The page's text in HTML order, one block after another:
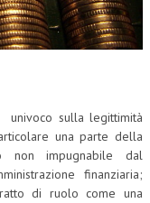
univoco sulla legittimità
una parte della
non impugnabile dal
finanziaria;
di ruolo come una